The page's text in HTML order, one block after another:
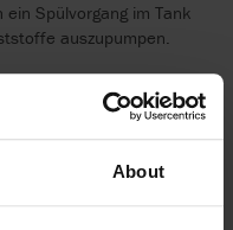
About
Spülvorgang im Tank
auszupumpen.